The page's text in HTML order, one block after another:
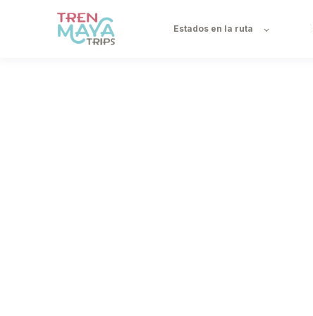
Estados en la ruta